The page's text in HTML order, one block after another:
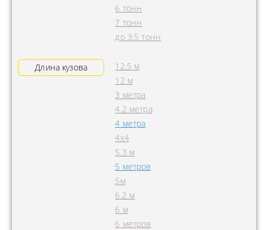
6 тонн
7 тонн
до 3.5 тонн
Длина кузова
12.5 м
12 м
3 метра
4.2 метра
4 метра
4x4
5.3 м
5 метров
5м
6.2 м
6 м
6 метров